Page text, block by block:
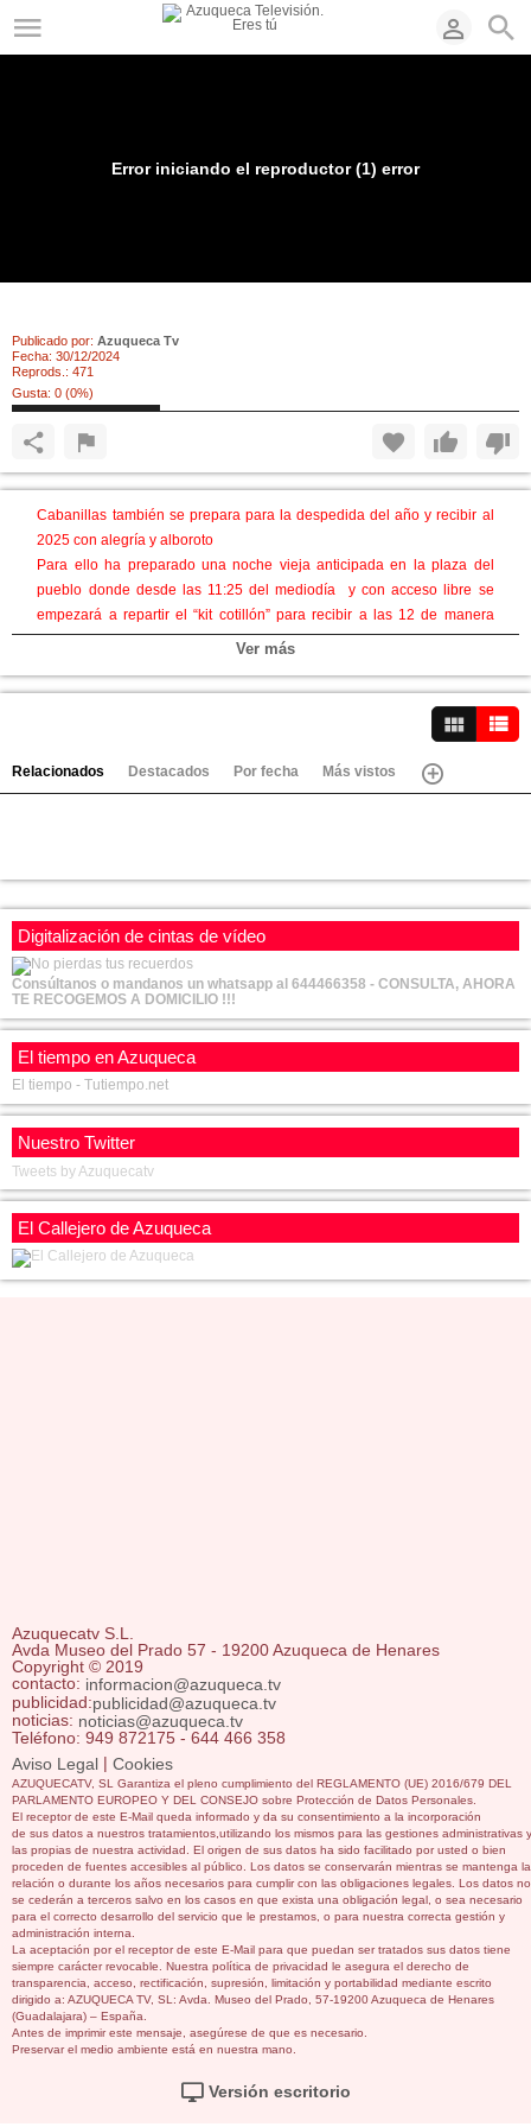
Error iniciando el reproductor (1) error
Publicado por: Azuqueca Tv
Fecha: 30/12/2024
Reprods.: 471
Gusta: 0 (0%)
Cabanillas también se prepara para la despedida del año y recibir al
2025 con alegría y alboroto
Para ello ha preparado una noche vieja anticipada en la plaza del
pueblo donde desde las 11:25 del mediodía y con acceso libre se
empezará a repartir el “kit cotillón” para recibir a las 12 de manera
anticipada y al son de las campanadas del reloj del ayuntamiento el
Luego la 7º Carrera San Silvestre Cabanillera mientras que a las 13
horas habrá una disco móvil con juegos, animación y música para
toda la familia, para terminar con el tardeo de Nochevieja con la disco
móvil “La Bestial”
Canales:
Cabanillas
Ver más
Relacionados Destacados Por fecha Más vistos
Digitalización de cintas de vídeo
Consúltanos o mandanos un whatsapp al 644466358 - CONSULTA, AHORA
TE RECOGEMOS A DOMICILIO !!!
El tiempo en Azuqueca
El tiempo - Tutiempo.net
Nuestro Twitter
Tweets by Azuquecatv
El Callejero de Azuqueca
Azuquecatv S.L.
Avda Museo del Prado 57 - 19200 Azuqueca de Henares
Copyright © 2019
contacto: informacion@azuqueca.tv
publicidad:publicidad@azuqueca.tv
noticias: noticias@azuqueca.tv
Teléfono: 949 872175 - 644 466 358
Aviso Legal | Cookies
AZUQUECATV, SL Garantiza el pleno cumplimiento del REGLAMENTO (UE) 2016/679 DEL
PARLAMENTO EUROPEO Y DEL CONSEJO sobre Protección de Datos Personales.
El receptor de este E-Mail queda informado y da su consentimiento a la incorporación
de sus datos a nuestros tratamientos,utilizando los mismos para las gestiones administrativas y
las propias de nuestra actividad. El origen de sus datos ha sido facilitado por usted o bien
proceden de fuentes accesibles al público. Los datos se conservarán mientras se mantenga la
relación o durante los años necesarios para cumplir con las obligaciones legales. Los datos no
se cederán a terceros salvo en los casos en que exista una obligación legal, o sea necesario
para el correcto desarrollo del servicio que le prestamos, o para nuestra correcta gestión y
administración interna.
La aceptación por el receptor de este E-Mail para que puedan ser tratados sus datos tiene
siempre carácter revocable. Nuestra política de privacidad le asegura el derecho de
transparencia, acceso, rectificación, supresión, limitación y portabilidad mediante escrito
dirigido a: AZUQUECA TV, SL: Avda. Museo del Prado, 57-19200 Azuqueca de Henares
(Guadalajara) – España.
Antes de imprimir este mensaje, asegúrese de que es necesario.
Preservar el medio ambiente está en nuestra mano.
Versión escritorio